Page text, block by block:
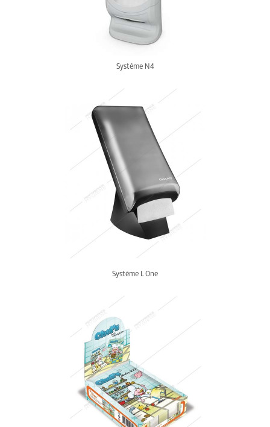
Système N4
Système L One